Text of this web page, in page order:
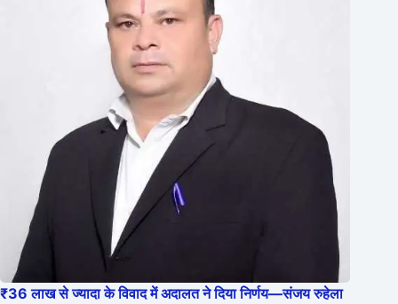
₹36 लाख से ज्यादा के विवाद में अदालत ने दिया निर्णय—संजय रुहेला